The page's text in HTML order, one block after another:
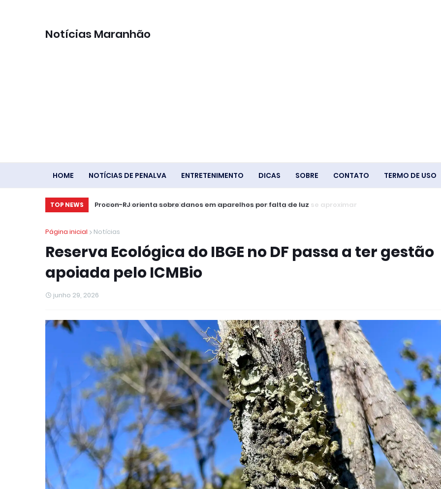
Notícias Maranhão
HOME NOTÍCIAS DE PENALVA ENTRETENIMENTO DICAS SOBRE CONTATO TERMO DE USO
TOP NEWS Procon-RJ orienta sobre danos em aparelhos por falta de luz
Página inicial Notícias
Reserva Ecológica do IBGE no DF passa a ter gestão
apoiada pelo ICMBio
junho 29, 2026